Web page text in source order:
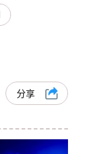
分享